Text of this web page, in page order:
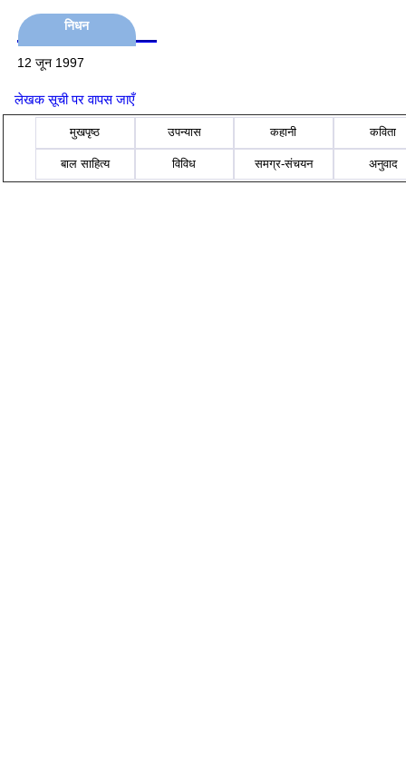
निधन
12 जून 1997
लेखक सूची पर वापस जाएँ
मुखपृष्ठ उपन्यास कहानी कविता
बाल साहित्य विविध समग्र-संचयन अनुवाद